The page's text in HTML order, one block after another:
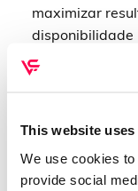
This website
We use cookies
provide social
maximizar
disponibilidade
Plano
Programa de
eBook com 50